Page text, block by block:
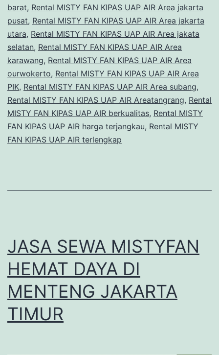
barat, Rental MISTY FAN KIPAS UAP AIR Area jakarta
pusat, Rental MISTY FAN KIPAS UAP AIR Area jakarta
utara, Rental MISTY FAN KIPAS UAP AIR Area jakata
selatan, Rental MISTY FAN KIPAS UAP AIR Area
karawang, Rental MISTY FAN KIPAS UAP AIR Area
ourwokerto, Rental MISTY FAN KIPAS UAP AIR Area
PIK, Rental MISTY FAN KIPAS UAP AIR Area subang,
Rental MISTY FAN KIPAS UAP AIR Areatangrang, Rental
MISTY FAN KIPAS UAP AIR berkualitas, Rental MISTY
FAN KIPAS UAP AIR harga terjangkau, Rental MISTY
FAN KIPAS UAP AIR terlengkap
JASA SEWA MISTYFAN
HEMAT DAYA DI
MENTENG JAKARTA
TIMUR